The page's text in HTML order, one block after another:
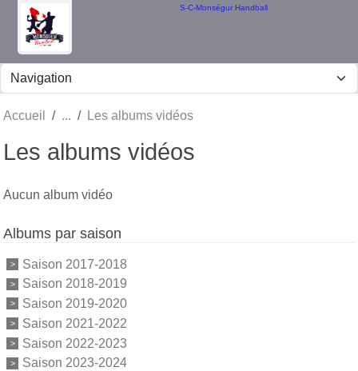
S-C-Monségur Handball
Accueil Les albums vidéos
Les albums vidéos
Aucun album vidéo
Albums par saison
Saison 2017-2018
Saison 2018-2019
Saison 2019-2020
Saison 2021-2022
Saison 2022-2023
Saison 2023-2024
Panneau de gestion des cookies